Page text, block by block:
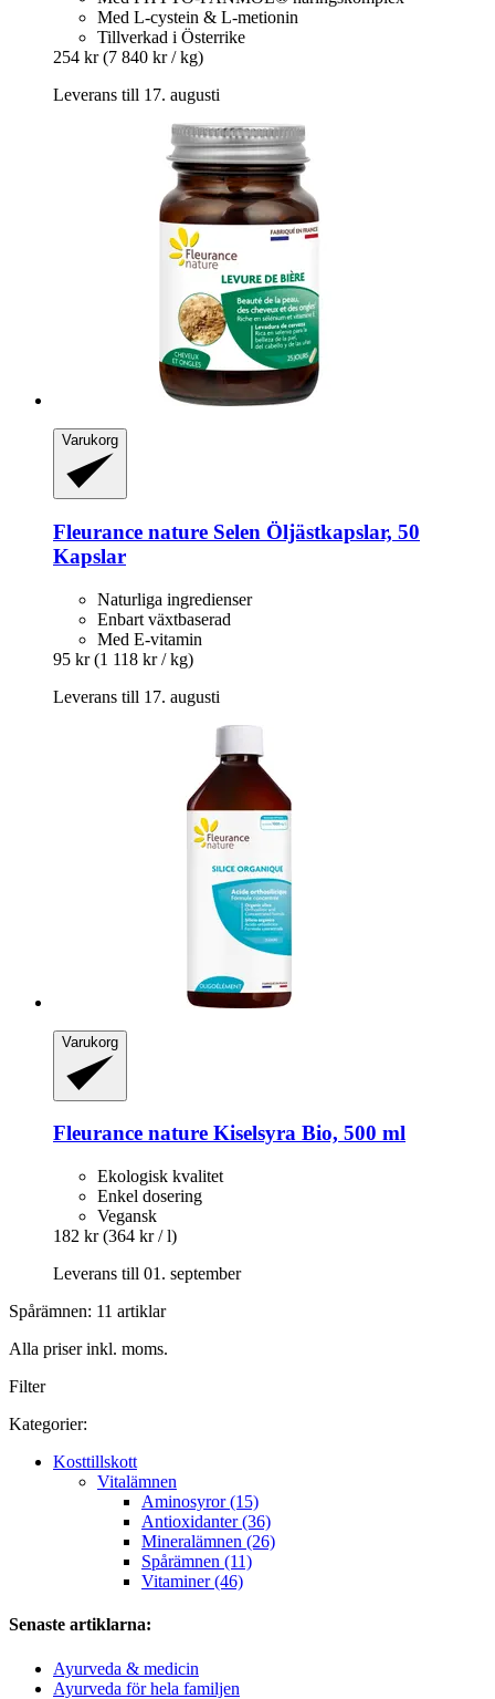
Med L-cystein & L-metionin
Tillverkad i Österrike
254 kr (7 840 kr / kg)
Leverans till 17. augusti
Varukorg
Fleurance nature Selen Öljästkapslar, 50
Kapslar
Naturliga ingredienser
Enbart växtbaserad
Med E-vitamin
95 kr (1 118 kr / kg)
Leverans till 17. augusti
Varukorg
Fleurance nature Kiselsyra Bio, 500 ml
Ekologisk kvalitet
Enkel dosering
Vegansk
182 kr (364 kr / l)
Leverans till 01. september
Spårämnen: 11 artiklar
Alla priser inkl. moms.
Filter
Kategorier:
Kosttillskott
Vitalämnen
Aminosyror (15)
Antioxidanter (36)
Mineralämnen (26)
Spårämnen (11)
Vitaminer (46)
Senaste artiklarna:
Ayurveda & medicin
Ayurveda för hela familjen